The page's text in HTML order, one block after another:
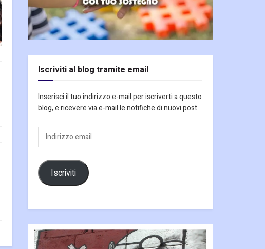
Iscriviti al blog tramite email
Inserisci il tuo indirizzo e-mail per iscriverti a questo
blog, e ricevere via e-mail le notifiche di nuovi post.
Indirizzo
Iscriviti